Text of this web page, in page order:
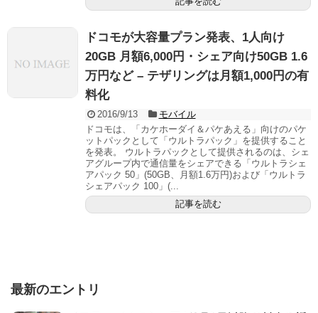
ドコモが大容量プラン発表、1人向け
20GB 月額6,000円・シェア向け50GB 1.6
万円など – テザリングは月額1,000円の有
料化
2016/9/13
モバイル
ドコモは、「カケホーダイ＆パケあえる」向けのパケ
ットパックとして「ウルトラパック」を提供すること
を発表。 ウルトラパックとして提供されるのは、シェ
アグループ内で通信量をシェアできる「ウルトラシェ
アパック 50」(50GB、月額1.6万円)および「ウルトラ
シェアパック 100」(...
記事を読む
最新のエントリ